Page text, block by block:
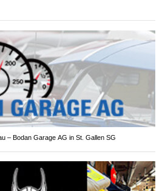
– Bodan Garage AG in St. Gallen SG